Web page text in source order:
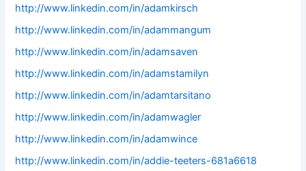
http://www.linkedin.com/in/adamkirsch
http://www.linkedin.com/in/adammangum
http://www.linkedin.com/in/adamsaven
http://www.linkedin.com/in/adamstamilyn
http://www.linkedin.com/in/adamtarsitano
http://www.linkedin.com/in/adamwagler
http://www.linkedin.com/in/adamwince
http://www.linkedin.com/in/addie-teeters-681a6618